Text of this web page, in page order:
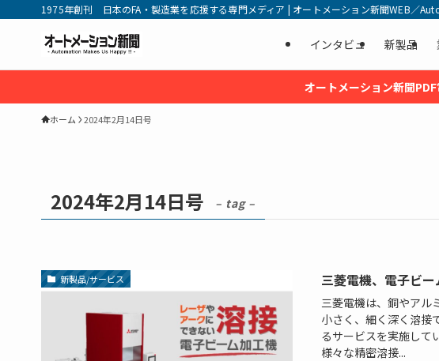
1975年創刊 日本のFA・製造業を応援する専門メディア | オートメーション新聞WEB／
インタビュ 新製品
オートメーション新聞
ホーム 2024年2月14日号
2024年2月14日号 – tag –
新製品/サービス 三菱電機、電子ビ
三菱電機は、銅やアル
小さく、細く深く溶接
るサービスを実施して
様々な精密溶接...